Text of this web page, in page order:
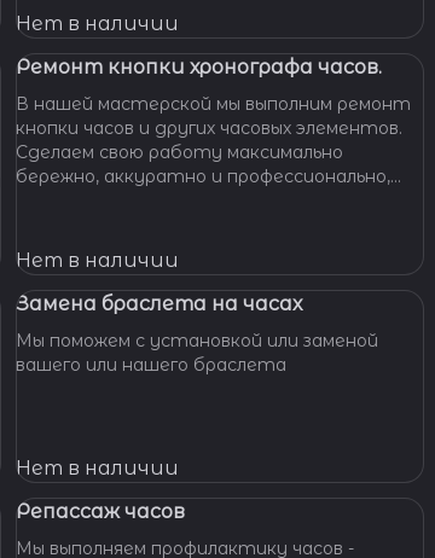
Нет в наличии
Ремонт кнопки хронографа часов.
В нашей мастерской мы выполним ремонт
кнопки часов и других часовых элементов.
Сделаем свою работу максимально
бережно, аккуратно и профессионально,
Нет в наличии
Замена браслета на часах
Мы поможем с установкой или заменой
вашего или нашего браслета
Нет в наличии
Репассаж часов
Мы выполняем профилактику часов -